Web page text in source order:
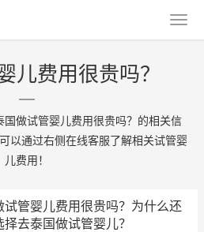
儿费用很贵吗？
做试管婴儿费用很贵吗？的相关信
以通过右侧在线客服了解相关试管婴
儿费用！
试管婴儿费用很贵吗？为什么还
择去泰国做试管婴儿？